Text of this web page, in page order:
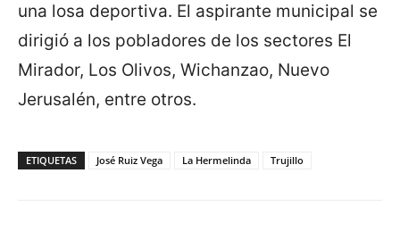
una losa deportiva. El aspirante municipal se
dirigió a los pobladores de los sectores El
Mirador, Los Olivos, Wichanzao, Nuevo
Jerusalén, entre otros.
ETIQUETAS José Ruiz Vega La Hermelinda Trujillo